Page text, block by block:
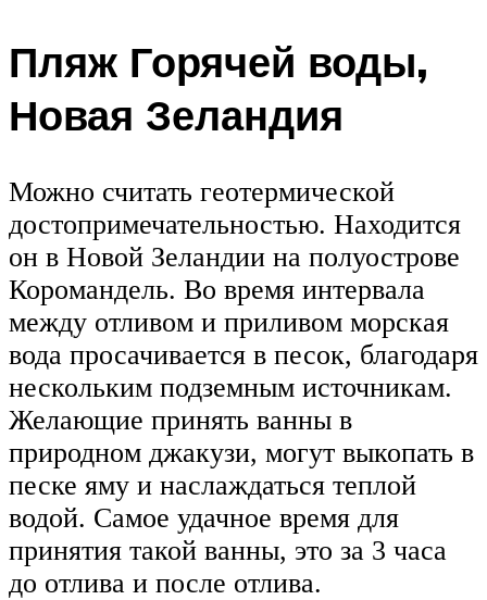
Пляж Горячей воды,
Новая Зеландия
Можно считать геотермической
достопримечательностью. Находится
он в Новой Зеландии на полуострове
Коромандель. Во время интервала
между отливом и приливом морская
вода просачивается в песок, благодаря
нескольким подземным источникам.
Желающие принять ванны в
природном джакузи, могут выкопать в
песке яму и наслаждаться теплой
водой. Самое удачное время для
принятия такой ванны, это за 3 часа
до отлива и после отлива.